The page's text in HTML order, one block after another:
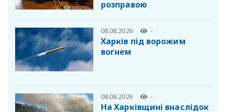
розправою
08.08.2026 -
Харків під ворожим
вогнем
08.08.2026 -
На Харківщині внаслідок